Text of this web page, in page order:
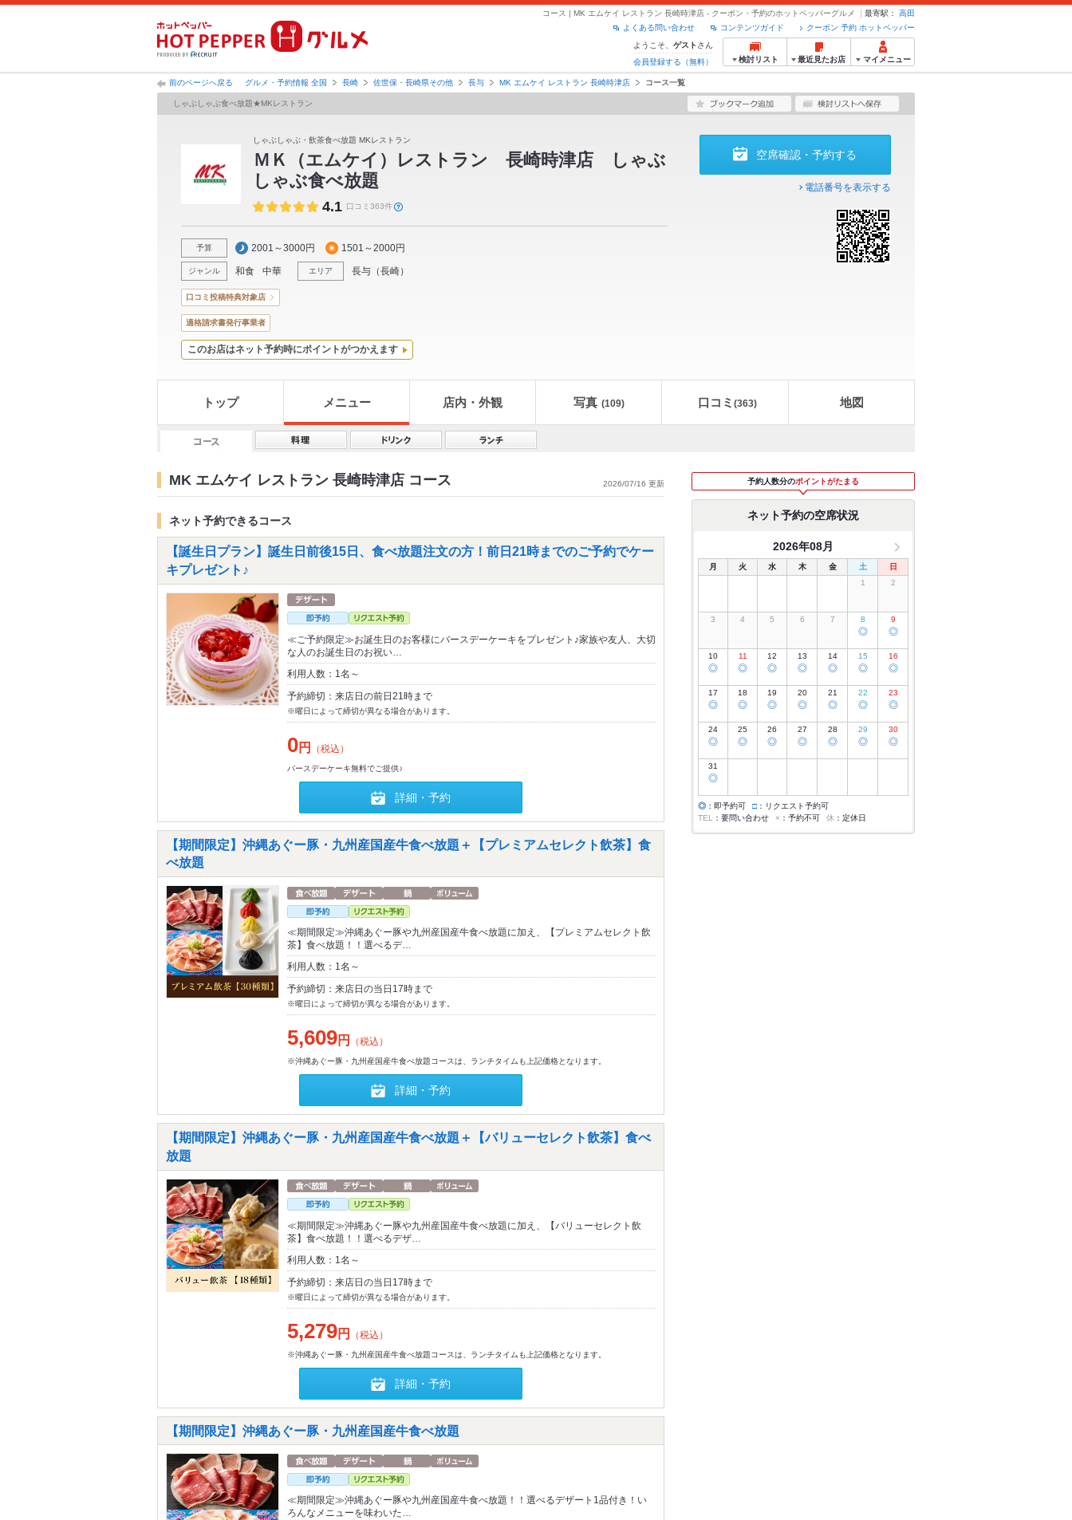
コース | MK エムケイ レストラン 長崎時津店 - クーポン・予約のホットペッパーグルメ 最寄駅：
高田
クーポン 予約 ホットペッパー
コンテンツガイド
よくある問い合わせ
ようこそ、 ゲスト さん
会員登録する（無料）
検討リスト 最近見たお店 マイメニュー
前のページへ戻る グルメ・予約情報 全国 長崎 佐世保・長崎県その他 長与 MK エムケイ レストラン 長崎時津店 コース一覧
しゃぶしゃぶ食べ放題★MKレストラン
しゃぶしゃぶ・飲茶食べ放題 MKレストラン
ＭＫ（エムケイ）レストラン 長崎時津店 しゃぶ
しゃぶ食べ放題
4.1 口コミ363件
予算 2001～3000円 1501～2000円
ジャンル 和食 中華 エリア 長与 （長崎）
空席確認・予約する
電話番号を表示する
口コミ投稿特典対象店
適格請求書発行事業者
このお店はネット予約時にポイントがつかえます
トップ メニュー 店内・外観 写真 (109) 口コミ (363) 地図
MK エムケイ レストラン 長崎時津店 コース 2026/07/16 更新
ネット予約できるコース
【誕生日プラン】誕生日前後15日、食べ放題注文の方！前日21時までのご予約でケー
キプレゼント♪
≪ご予約限定≫お誕生日のお客様にバースデーケーキをプレゼント♪家族や友人、大切
な人のお誕生日のお祝い…
利用人数：1名～
予約締切：来店日の前日21時まで
※曜日によって締切が異なる場合があります。
0円 （税込）
バースデーケーキ無料でご提供♪
詳細・予約
【期間限定】沖縄あぐー豚・九州産国産牛食べ放題＋【プレミアムセレクト飲茶】食
べ放題
≪期間限定≫沖縄あぐー豚や九州産国産牛食べ放題に加え、【プレミアムセレクト飲
茶】食べ放題！！選べるデ…
利用人数：1名～
予約締切：来店日の当日17時まで
※曜日によって締切が異なる場合があります。
5,609円 （税込）
※沖縄あぐー豚・九州産国産牛食べ放題コースは、ランチタイムも上記価格となります。
詳細・予約
【期間限定】沖縄あぐー豚・九州産国産牛食べ放題＋【バリューセレクト飲茶】食べ
放題
≪期間限定≫沖縄あぐー豚や九州産国産牛食べ放題に加え、【バリューセレクト飲
茶】食べ放題！！選べるデザ…
利用人数：1名～
予約締切：来店日の当日17時まで
※曜日によって締切が異なる場合があります。
5,279円 （税込）
※沖縄あぐー豚・九州産国産牛食べ放題コースは、ランチタイムも上記価格となります。
詳細・予約
【期間限定】沖縄あぐー豚・九州産国産牛食べ放題
≪期間限定≫沖縄あぐー豚や九州産国産牛食べ放題！！選べるデザート1品付き！い
ろんなメニューを味わいた…
予約人数分のポイントがたまる
ネット予約の空席状況
2026年08月
月 火 水 木 金 土
日
1
2
3 4 5 6 7 8
◎
9
◎
10
◎
11
◎
12
◎
13
◎
14
◎
15
◎
16
◎
17
◎
18
◎
19
◎
20
◎
21
◎
22
◎
23
◎
24
◎
25
◎
26
◎
27
◎
28
◎
29
◎
30
◎
31
◎
◎ ：即予約可 □ ：リクエスト予約可
TEL
：要問い合わせ × ：予約不可 休 ：定休日